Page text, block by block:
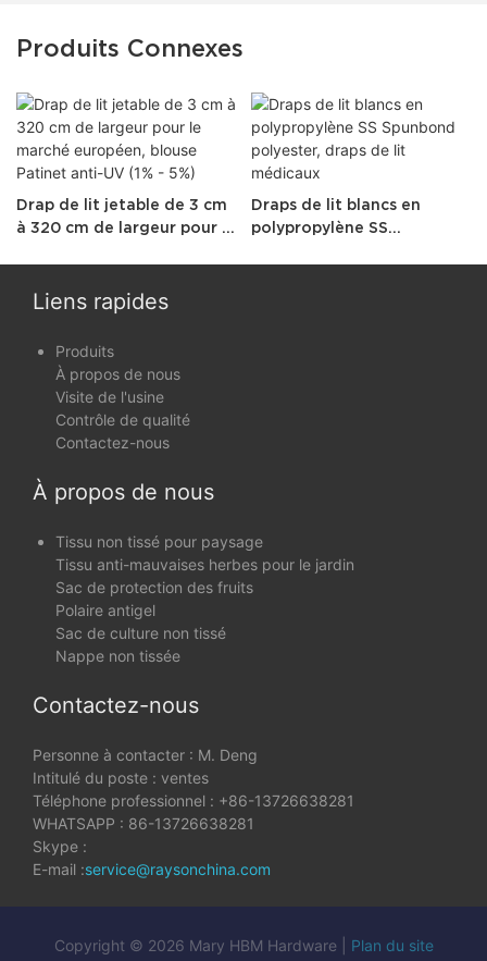
Produits Connexes
Drap de lit jetable de 3 cm
à 320 cm de largeur pour le
Draps de lit blancs en
polypropylène SS
Liens rapides
Produits
À propos de nous
Visite de l'usine
Contrôle de qualité
Contactez-nous
À propos de nous
Tissu non tissé pour paysage
Tissu anti-mauvaises herbes pour le jardin
Sac de protection des fruits
Polaire antigel
Sac de culture non tissé
Nappe non tissée
Contactez-nous
Personne à contacter : M. Deng
Intitulé du poste : ventes
Téléphone professionnel : +86-13726638281
WHATSAPP : 86-13726638281
Skype :
E-mail :service@raysonchina.com
Copyright © 2026 Mary HBM Hardware | Plan du site